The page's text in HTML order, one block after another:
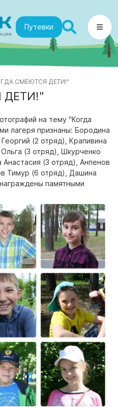
Путевки
СМЕЮТСЯ ДЕТИ!"
ДЕТИ!"
на тему "Когда
лагеря признаны: Бородина
(2 отряд), Крапивина
(3 отряд), Шкурченко
(3 отряд), Анпенов
Тимур (6 отряд), Дашина
памятными